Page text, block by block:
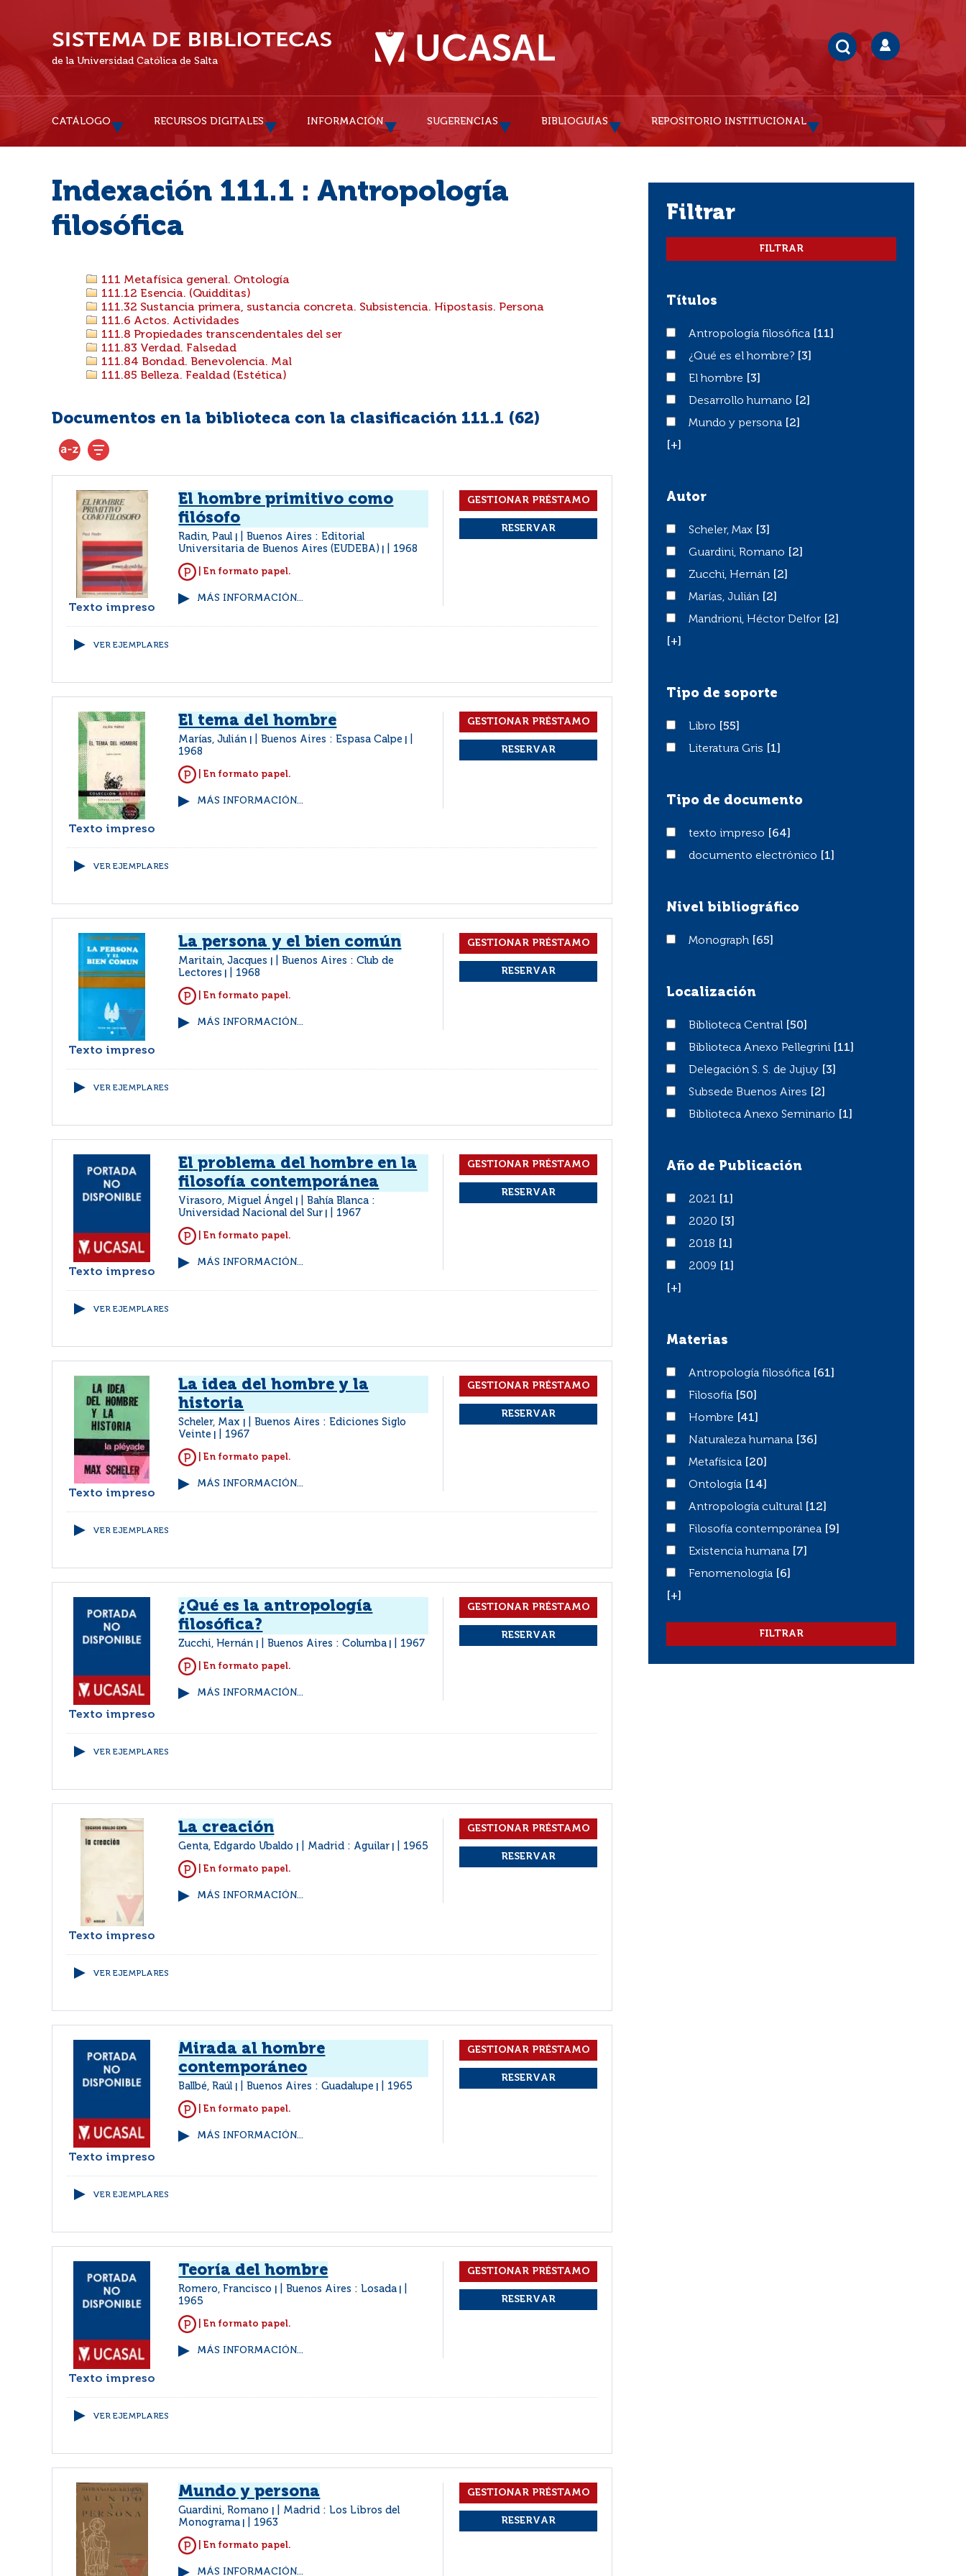
de la Universidad Católica de Salta
CATÁLOGO RECURSOS DIGITALES INFORMACIÓN SUGERENCIAS BIBLIOGUÍAS REPOSITORIO INSTITUCIONAL
Indexación 111.1 : Antropología
filosófica
111 Metafísica general. Ontología
111.12 Esencia. (Quidditas)
111.32 Sustancia primera, sustancia concreta. Subsistencia. Hipostasis. Persona
111.6 Actos. Actividades
111.8 Propiedades transcendentales del ser
111.83 Verdad. Falsedad
111.84 Bondad. Benevolencia. Mal
111.85 Belleza. Fealdad (Estética)
Documentos en la biblioteca con la clasificación 111.1 (62)
Texto impreso
El hombre primitivo como
filósofo
Radin, Paul
Buenos Aires : Editorial
Universitaria de Buenos Aires (EUDEBA)
1968
| En formato papel.
MÁS INFORMACIÓN...
VER EJEMPLARES
Texto impreso
El tema del hombre
Marías, Julián Buenos Aires : Espasa Calpe
1968
| En formato papel.
MÁS INFORMACIÓN...
VER EJEMPLARES
Texto impreso
La persona y el bien común
Maritain, Jacques
Buenos Aires : Club de
Lectores
1968
| En formato papel.
MÁS INFORMACIÓN...
VER EJEMPLARES
Texto impreso
El problema del hombre en la
filosofía contemporánea
Virasoro, Miguel Ángel
Bahía Blanca :
Universidad Nacional del Sur
1967
| En formato papel.
MÁS INFORMACIÓN...
VER EJEMPLARES
Texto impreso
La idea del hombre y la
historia
Scheler, Max
Buenos Aires : Ediciones Siglo
Veinte
1967
| En formato papel.
MÁS INFORMACIÓN...
VER EJEMPLARES
Texto impreso
¿Qué es la antropología
filosófica?
Zucchi, Hernán Buenos Aires : Columba 1967
| En formato papel.
MÁS INFORMACIÓN...
VER EJEMPLARES
Texto impreso
La creación
Genta, Edgardo Ubaldo Madrid : Aguilar 1965
| En formato papel.
MÁS INFORMACIÓN...
VER EJEMPLARES
Texto impreso
Mirada al hombre
contemporáneo
Ballbé, Raúl Buenos Aires : Guadalupe 1965
| En formato papel.
MÁS INFORMACIÓN...
VER EJEMPLARES
Texto impreso
Teoría del hombre
Romero, Francisco Buenos Aires : Losada
1965
| En formato papel.
MÁS INFORMACIÓN...
VER EJEMPLARES
Mundo y persona
Guardini, Romano
Madrid : Los Libros del
Monograma
1963
| En formato papel.
MÁS INFORMACIÓN...
filtrar
Títulos
Antropología filosófica
Antropología filosófica
[11]
¿Qué es el hombre?
¿Qué es el hombre?
[3]
El hombre
El hombre
[3]
Desarrollo humano
Desarrollo humano
[2]
Mundo y persona
Mundo y persona
[2]
[+]
Autor
Scheler, Max
Scheler, Max
[3]
Guardini, Romano
Guardini, Romano
[2]
Zucchi, Hernán
Zucchi, Hernán
[2]
Marías, Julián
Marías, Julián
[2]
Mandrioni, Héctor Delfor
Mandrioni, Héctor Delfor
[2]
[+]
Tipo de soporte
LibroLibro
[55]
Literatura Gris
Literatura Gris [1]
Tipo de documento
texto impreso
texto impreso
[64]
documento electrónico
documento electrónico [1]
Nivel bibliográfico
Monograph
Monograph [65]
Localización
Biblioteca Central
Biblioteca Central
[50]
Biblioteca Anexo Pellegrini
Biblioteca Anexo Pellegrini
[11]
Delegación S. S. de Jujuy
Delegación S. S. de Jujuy
[3]
Subsede Buenos Aires
Subsede Buenos Aires
[2]
Biblioteca Anexo Seminario
Biblioteca Anexo Seminario [1]
Año de Publicación
20212021
[1]
20202020
[3]
20182018
[1]
20092009
[1]
[+]
Materias
Antropología filosófica
Antropología filosófica
[61]
FilosofíaFilosofía
[50]
HombreHombre
[41]
Naturaleza humana
Naturaleza humana
[36]
Metafísica
Metafísica
[20]
Ontología
Ontología
[14]
Antropología cultural
Antropología cultural
[12]
Filosofía contemporánea
Filosofía contemporánea
[9]
Existencia humana
Existencia humana
[7]
Fenomenología
Fenomenología
[6]
[+]